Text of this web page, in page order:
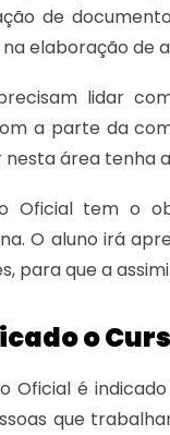
de
elaboração de
lidar
a parte da
área tenha
Oficial tem o
O aluno irá
para que a
o
Oficial é
que